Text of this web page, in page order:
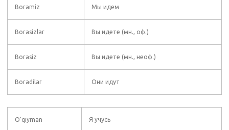
Boramiz Мы идем
Borasizlar Вы идете (мн., оф.)
Borasiz Вы идете (мн., неоф.)
Boradilar Они идут
O’qiyman Я учусь